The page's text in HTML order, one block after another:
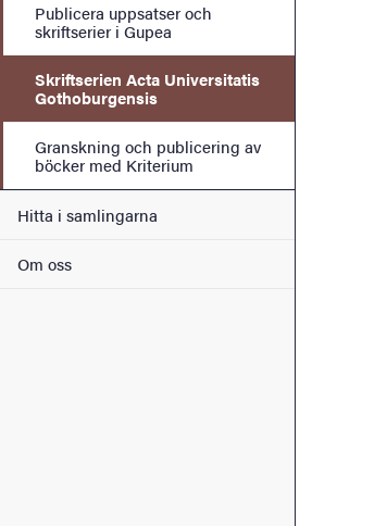
Publicera uppsatser och
skriftserier i Gupea
Skriftserien Acta Universitatis
Gothoburgensis
Granskning och publicering av
böcker med Kriterium
Hitta i samlingarna
Om oss